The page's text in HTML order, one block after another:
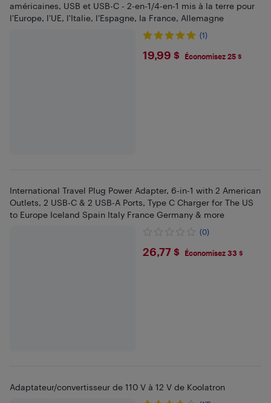
américaines, USB et USB-C - 2-en-1/4-en-1 mis à la terre pour
l'Europe, l'UE, l'Italie, l'Espagne, la France, Allemagne
(1)
$19.99
19,99 $ Économisez 25 $
International Travel Plug Power Adapter, 6-in-1 with 2 American
Outlets, 2 USB-C & 2 USB-A Ports, Type C Charger for The US
to Europe Iceland Spain Italy France Germany & more
(0)
$26.77
26,77 $ Économisez 33 $
Adaptateur/convertisseur de 110 V à 12 V de Koolatron